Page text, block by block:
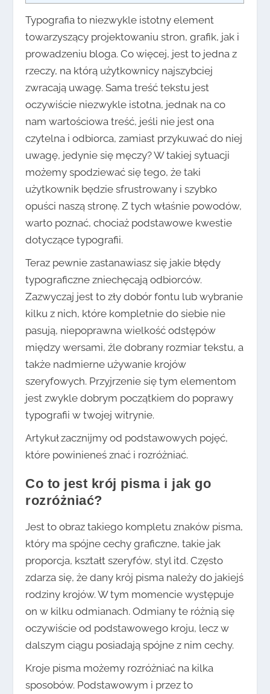
Typografia to niezwykle istotny element
towarzyszący projektowaniu stron, grafik, jak i
prowadzeniu bloga. Co więcej, jest to jedna z
rzeczy, na którą użytkownicy najszybciej
zwracają uwagę. Sama treść tekstu jest
oczywiście niezwykle istotna, jednak na co
nam wartościowa treść, jeśli nie jest ona
czytelna i odbiorca, zamiast przykuwać do niej
uwagę, jedynie się męczy? W takiej sytuacji
możemy spodziewać się tego, że taki
użytkownik będzie sfrustrowany i szybko
opuści naszą stronę. Z tych właśnie powodów,
warto poznać, chociaż podstawowe kwestie
dotyczące typografii.
Teraz pewnie zastanawiasz się jakie błędy
typograficzne zniechęcają odbiorców.
Zazwyczaj jest to zły dobór fontu lub wybranie
kilku z nich, które kompletnie do siebie nie
pasują, niepoprawna wielkość odstępów
między wersami, źle dobrany rozmiar tekstu, a
także nadmierne używanie krojów
szeryfowych. Przyjrzenie się tym elementom
jest zwykle dobrym początkiem do poprawy
typografii w twojej witrynie.
Artykuł zacznijmy od podstawowych pojęć,
które powinieneś znać i rozróżniać.
Co to jest krój pisma i jak go
rozróżniać?
Jest to obraz takiego kompletu znaków pisma,
który ma spójne cechy graficzne, takie jak
proporcja, kształt szeryfów, styl itd. Często
zdarza się, że dany krój pisma należy do jakiejś
rodziny krojów. W tym momencie występuje
on w kilku odmianach. Odmiany te różnią się
oczywiście od podstawowego kroju, lecz w
dalszym ciągu posiadają spójne z nim cechy.
Kroje pisma możemy rozróżniać na kilka
sposobów. Podstawowym i przez to